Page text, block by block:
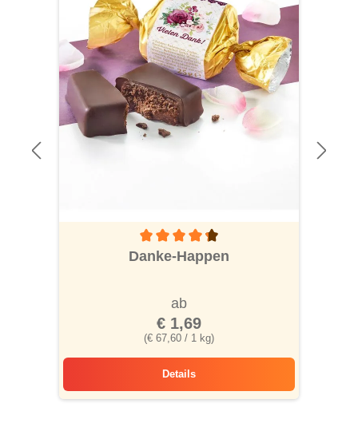
Durchschnittliche Bewertung von 4.1 von 5
Danke-Happen
(€ 67,60 / 1 kg)
ab
€ 1,69
Details